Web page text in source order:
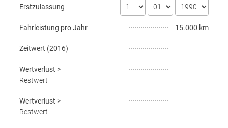
Erstzulassung
Fahrleistung pro Jahr 15.000 km
Zeitwert (2016)
Wertverlust >
Restwert
Wertverlust >
Restwert